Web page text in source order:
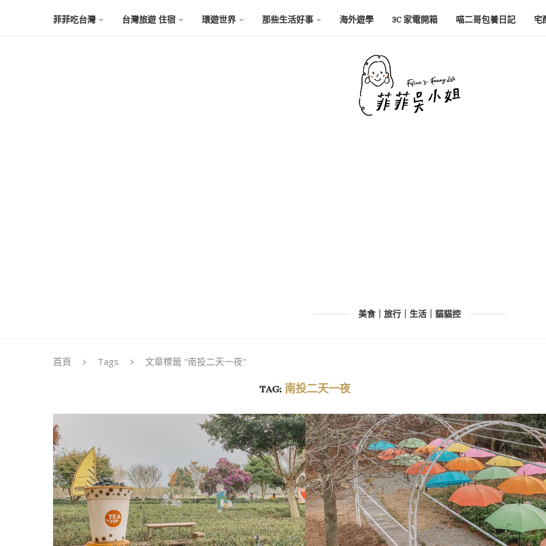
菲菲吃台灣 台灣旅遊 住宿 環遊世界 那些生活好事 海外遊學 3C 家電開箱 喵二哥包養日記 宅
美食｜旅行｜生活｜貓貓控
首頁 Tags 文章標籤 "南投二天一夜"
TAG:南投二天一夜